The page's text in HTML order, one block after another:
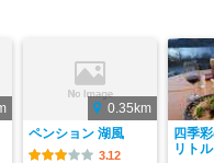
0.35km
ペンション 湖風
3.12
四季
リト